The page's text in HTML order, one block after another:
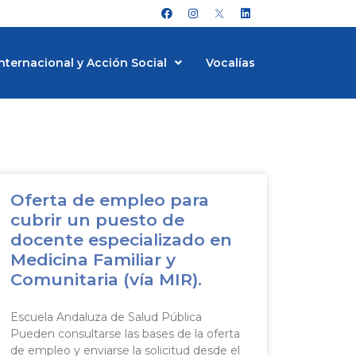
F
a
c
o
I
n
s
m
L
i
n
d
y Acción Social Vocalías
Oferta de empleo para
cubrir un puesto de
docente especializado en
Medicina Familiar y
Comunitaria (vía MIR).
Escuela Andaluza de Salud Pública
Pueden consultarse las bases de la oferta
de empleo y enviarse la solicitud desde el